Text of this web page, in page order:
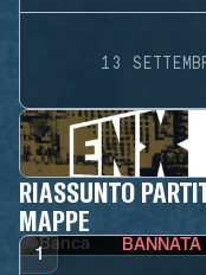
13
RIASSUNTO
MAPPE
1 BANNATA